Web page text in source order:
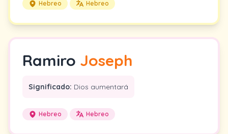
Hebreo Hebreo
Ramiro Joseph
Significado: Dios aumentará
Hebreo Hebreo